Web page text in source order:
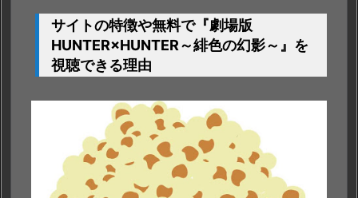
サイトの特徴や無料で『劇場版
HUNTER×HUNTER～緋色の幻影～』を
視聴できる理由